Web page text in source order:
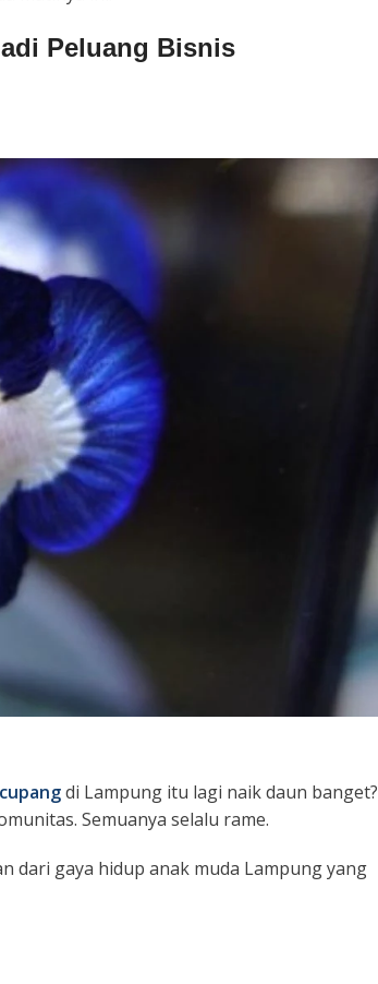
Peluang Bisnis
cupangdi Lampung itu lagi naik daun banget?
Semuanya selalu rame.
dari gaya hidup anak muda Lampung yang